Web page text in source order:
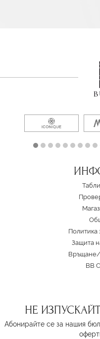
Политика
Защита
Връщане/
BB
НЕ
Абонирайте се за нашия